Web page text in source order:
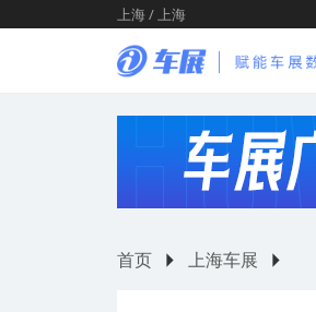
上海 / 上海
首页 上海车展